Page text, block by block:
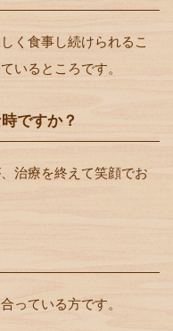
く食事し続けられるこ
いるところです。
ですか？
治療を終えて笑顔でお
っている方です。